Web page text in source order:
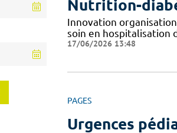
Nutrition-
Innovation
soin en hospitalisation
17/06/2026 13:48
PAGES
Urgences